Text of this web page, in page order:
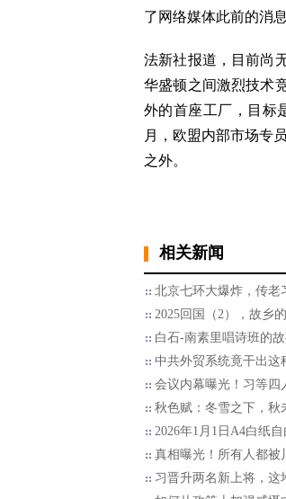
了网络媒体此前的消
法新社报道，目前尚
华盛顿之间激烈技术
外的首座工厂，目标
月，欧盟内部市场专
之外。
相关新闻
北京七环大爆炸，传老
2025回国（2），故乡
白石-南素里唱诗班的
中共外贸系统竟干出这
会议内幕曝光！习等四
秋色赋：冬雪之下，秋
2026年1月1日A4白纸
真相曝光！所有人都被
习晋升两名新上将，这